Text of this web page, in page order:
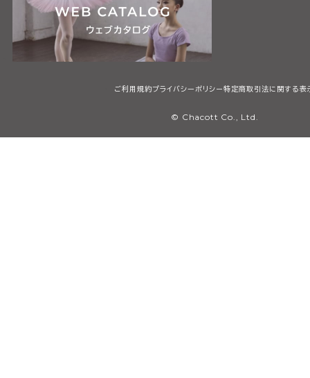
ご利用規約プライバシーポリシー特定商取引法に関する表
© Chacott Co., Ltd.